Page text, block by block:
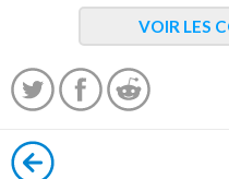
VOIR LES